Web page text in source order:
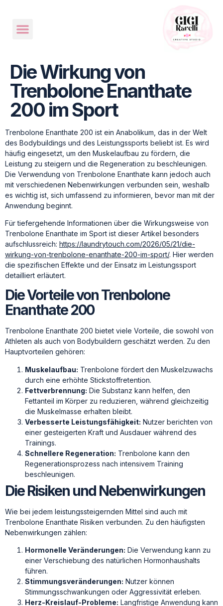
Die Wirkung von
Trenbolone Enanthate
200 im Sport
Trenbolone Enanthate 200 ist ein Anabolikum, das in der Welt
des Bodybuildings und des Leistungssports beliebt ist. Es wird
häufig eingesetzt, um den Muskelaufbau zu fördern, die
Leistung zu steigern und die Regeneration zu beschleunigen.
Die Verwendung von Trenbolone Enanthate kann jedoch auch
mit verschiedenen Nebenwirkungen verbunden sein, weshalb
es wichtig ist, sich umfassend zu informieren, bevor man mit der
Anwendung beginnt.
Für tiefergehende Informationen über die Wirkungsweise von
Trenbolone Enanthate im Sport ist dieser Artikel besonders
aufschlussreich: https://laundrytouch.com/2026/05/21/die-
wirkung-von-trenbolone-enanthate-200-im-sport/. Hier werden
die spezifischen Effekte und der Einsatz im Leistungssport
detailliert erläutert.
Die Vorteile von Trenbolone
Enanthate 200
Trenbolone Enanthate 200 bietet viele Vorteile, die sowohl von
Athleten als auch von Bodybuildern geschätzt werden. Zu den
Hauptvorteilen gehören:
Muskelaufbau: Trenbolone fördert den Muskelzuwachs
durch eine erhöhte Stickstoffretention.
Fettverbrennung: Die Substanz kann helfen, den
Fettanteil im Körper zu reduzieren, während gleichzeitig
die Muskelmasse erhalten bleibt.
Verbesserte Leistungsfähigkeit: Nutzer berichten von
einer gesteigerten Kraft und Ausdauer während des
Trainings.
Schnellere Regeneration: Trenbolone kann den
Regenerationsprozess nach intensivem Training
beschleunigen.
Die Risiken und Nebenwirkungen
Wie bei jedem leistungssteigernden Mittel sind auch mit
Trenbolone Enanthate Risiken verbunden. Zu den häufigsten
Nebenwirkungen zählen:
Hormonelle Veränderungen: Die Verwendung kann zu
einer Verschiebung des natürlichen Hormonhaushalts
führen.
Stimmungsveränderungen: Nutzer können
Stimmungsschwankungen oder Aggressivität erleben.
Herz-Kreislauf-Probleme: Langfristige Anwendung kann